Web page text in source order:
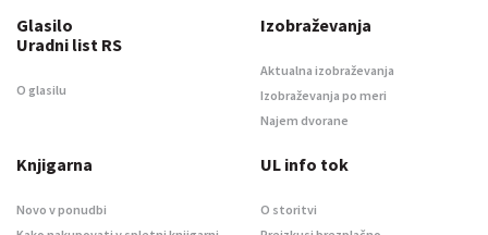
Glasilo
Uradni list RS
O glasilu
Izobraževanja
Aktualna izobraževanja
Izobraževanja po meri
Najem dvorane
Knjigarna
Novo v ponudbi
UL info tok
O storitvi